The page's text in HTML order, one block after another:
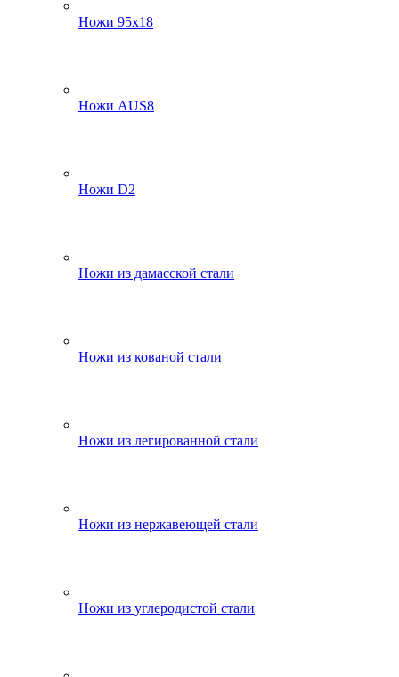
Ножи 95х18
Ножи AUS8
Ножи D2
Ножи из дамасской стали
Ножи из кованой стали
Ножи из легированной стали
Ножи из нержавеющей стали
Ножи из углеродистой стали